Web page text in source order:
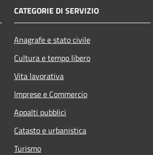
CATEGORIE DI SERVIZIO
Anagrafe e stato civile
Cultura e tempo libero
Vita lavorativa
Imprese e Commercio
Appalti pubblici
Catasto e urbanistica
Turismo